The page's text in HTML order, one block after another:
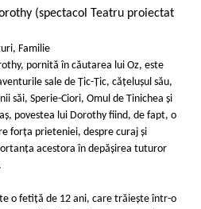
(spectacol Teatru proiectat
Familie
pornită în căutarea lui Oz, este
sale de Țic-Țic, cățelușul său,
săi, Sperie-Ciori, Omul de Tinichea și
povestea lui Dorothy fiind, de fapt, o
forța prieteniei, despre curaj și
acestora în depășirea tuturor
o fetiţă de 12 ani, care trăieşte într-o